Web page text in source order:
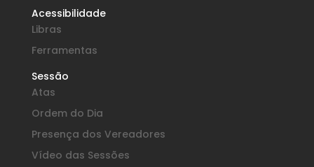
Acessibilidade
Libras
Ferramentas
Sessão
Atas
Ordem do Dia
Presença dos Vereadores
Vídeo das Sessões